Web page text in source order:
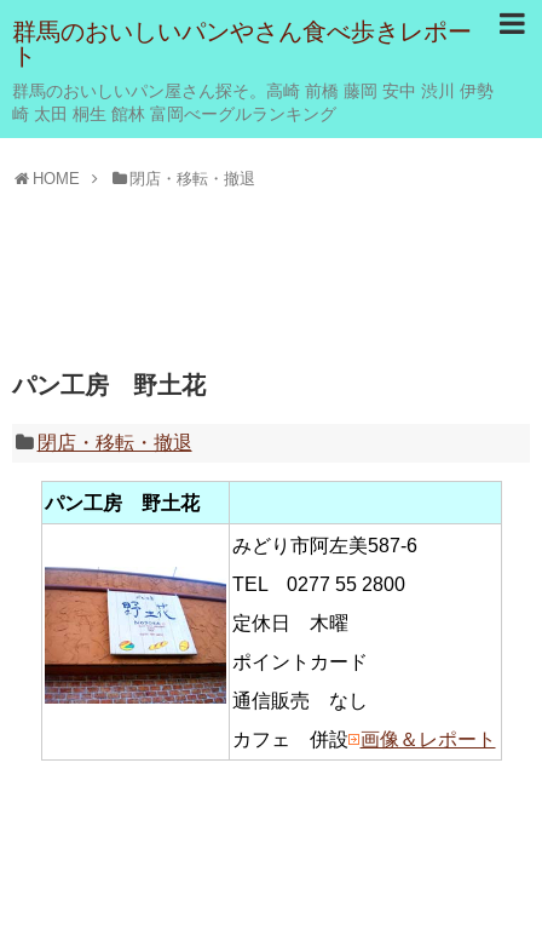
群馬のおいしいパンやさん食べ歩きレポー
ト
群馬のおいしいパン屋さん探そ。高崎 前橋 藤岡 安中 渋川 伊勢
崎 太田 桐生 館林 富岡べーグルランキング
HOME 閉店・移転・撤退
パン工房 野土花
閉店・移転・撤退
パン工房 野土花
みどり市阿左美587-6
TEL 0277 55 2800
定休日 木曜
ポイントカード
通信販売 なし
カフェ 併設
画像＆レポート